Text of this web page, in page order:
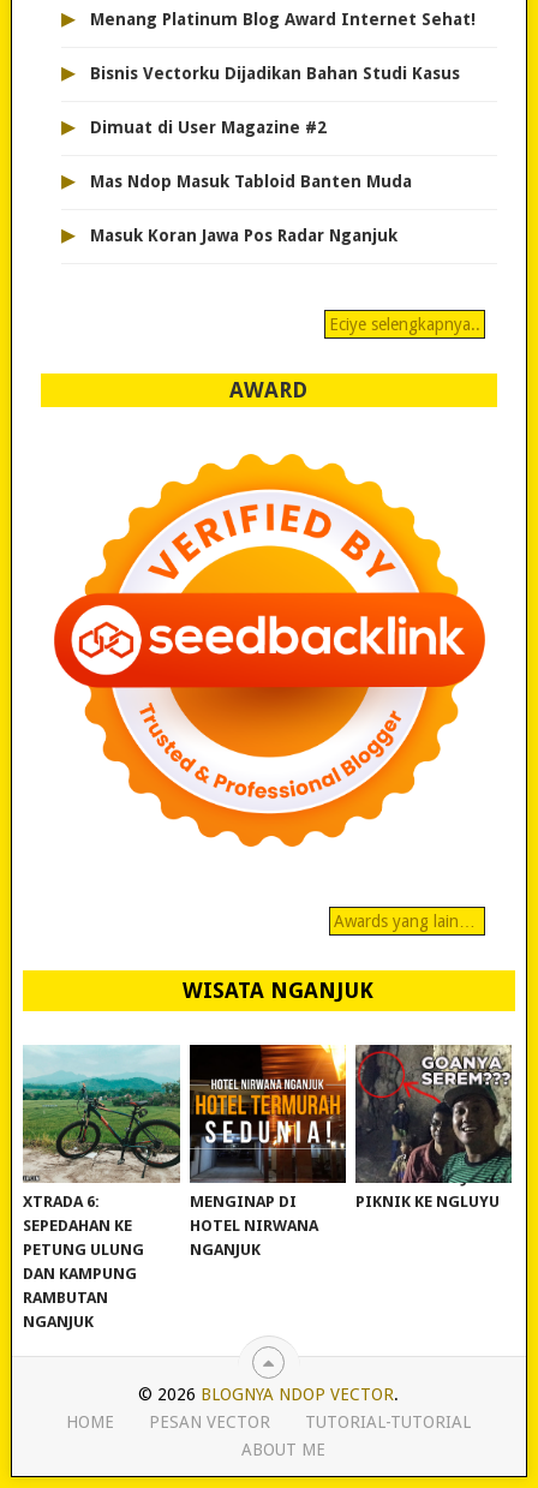
▸ Menang Platinum Blog Award Internet Sehat!
▸ Bisnis Vectorku Dijadikan Bahan Studi Kasus
▸ Dimuat di User Magazine #2
▸ Mas Ndop Masuk Tabloid Banten Muda
▸ Masuk Koran Jawa Pos Radar Nganjuk
Eciye selengkapnya..
AWARD
Awards yang lain…
WISATA NGANJUK
REVIEW POLYGON
XTRADA 6:
SEPEDAHAN KE
PETUNG ULUNG
DAN KAMPUNG
RAMBUTAN
NGANJUK
MURAH BANGET!
MENGINAP DI
HOTEL NIRWANA
NGANJUK
WISATA NGANJUK:
PIKNIK KE NGLUYU
© 2026 BLOGNYA NDOP VECTOR.
HOME
PESAN VECTOR
TUTORIAL-TUTORIAL
ABOUT ME